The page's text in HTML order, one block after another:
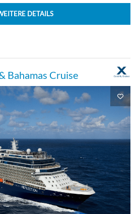
DETAILS
Bahamas Cruise